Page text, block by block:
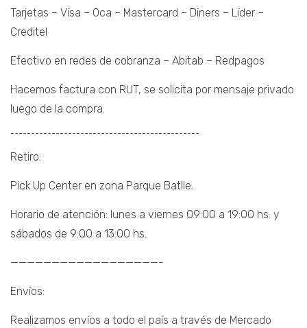
Tarjetas – Visa – Oca – Mastercard – Diners – Lider –
Creditel
Efectivo en redes de cobranza – Abitab – Redpagos
Hacemos factura con RUT, se solicita por mensaje privado
luego de la compra.
¯¯¯¯¯¯¯¯¯¯¯¯¯¯¯¯¯¯¯¯¯¯¯¯¯¯¯¯¯¯¯¯¯¯¯¯¯¯¯¯¯¯¯¯¯¯
Retiro:
Pick Up Center en zona Parque Batlle.
Horario de atención: lunes a viernes 09:00 a 19:00 hs. y
sábados de 9:00 a 13:00 hs.
——————————————————-
Envíos:
Realizamos envíos a todo el país a través de Mercado